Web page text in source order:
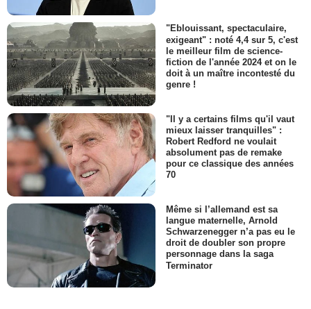
"Eblouissant, spectaculaire,
exigeant" : noté 4,4 sur 5, c'est
le meilleur film de science-
fiction de l'année 2024 et on le
doit à un maître incontesté du
genre !
"Il y a certains films qu'il vaut
mieux laisser tranquilles" :
Robert Redford ne voulait
absolument pas de remake
pour ce classique des années
70
Même si l’allemand est sa
langue maternelle, Arnold
Schwarzenegger n’a pas eu le
droit de doubler son propre
personnage dans la saga
Terminator